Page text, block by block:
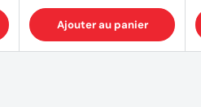
Ajouter au panier